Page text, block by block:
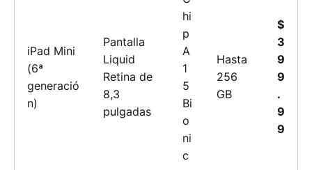
iPad Mini
(6ª
generació
n)
Pantalla
Liquid
Retina de
8,3
pulgadas
hi
p
A
1
5
Bi
o
ni
c
Hasta
256
GB
$
3
9
9
.
9
9